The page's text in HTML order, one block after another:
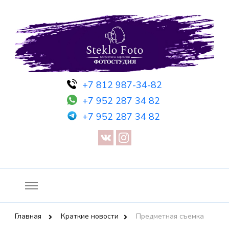
+7 812 987-34-82
+7 952 287 34 82
+7 952 287 34 82
Фотостудия SF
Фотосессия в студии СПб — Фотосессия в Санкт-Петербурге
— Предметная съемка — Невидимый манекен — Прозрачный
манекен — Сертификат на фотосессию
Главная Краткие новости Предметная съемка